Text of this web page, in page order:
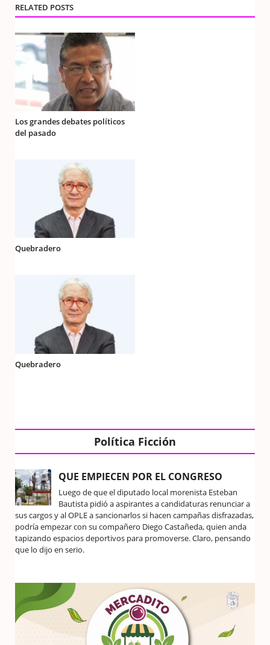
RELATED POSTS
Los grandes debates políticos
del pasado
Quebradero
Quebradero
Política Ficción
QUE EMPIECEN POR EL CONGRESO
Luego de que el diputado local morenista Esteban
Bautista pidió a aspirantes a candidaturas renunciar a
sus cargos y al OPLE a sancionarlos si hacen campañas disfrazadas,
podría empezar con su compañero Diego Castañeda, quien anda
tapizando espacios deportivos para promoverse. Claro, pensando
que lo dijo en serio.